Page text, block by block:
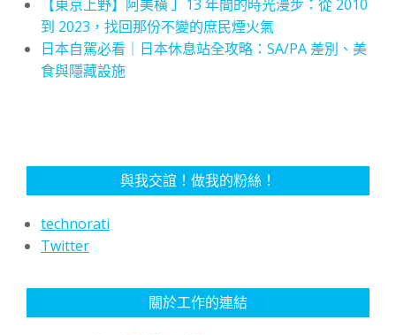
【東京上野】阿美橫丁 13 年間的時光漫步：從 2010
到 2023，找回那份不變的庶民煙火氣
日本自駕必看｜日本休息站全攻略：SA/PA 差別、美
食與隱藏設施
與我交誼！做我的粉絲！
technorati
Twitter
關於工作的連結